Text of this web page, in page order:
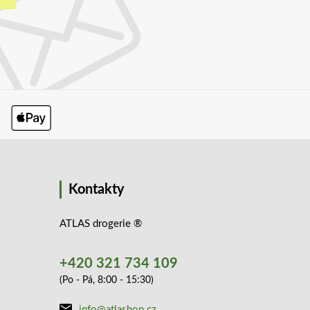
Kontakty
ATLAS drogerie ®
+420 321 734 109
(Po - Pá, 8:00 - 15:30)